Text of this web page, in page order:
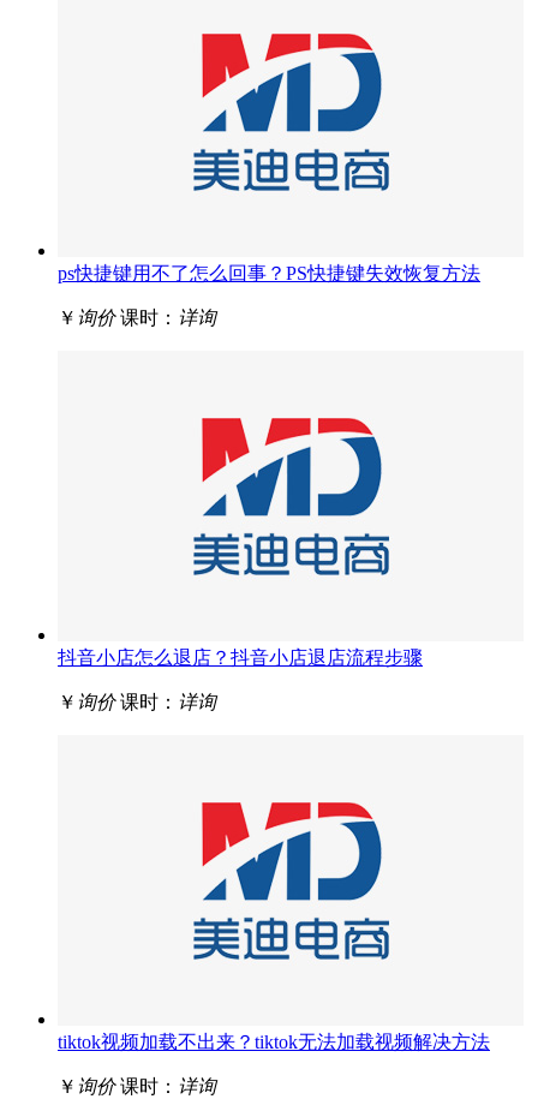
ps快捷键用不了怎么回事？PS快捷键失效恢复方法
￥ 询价 课时： 详询
抖音小店怎么退店？抖音小店退店流程步骤
￥ 询价 课时： 详询
tiktok视频加载不出来？tiktok无法加载视频解决方法
￥ 询价 课时： 详询